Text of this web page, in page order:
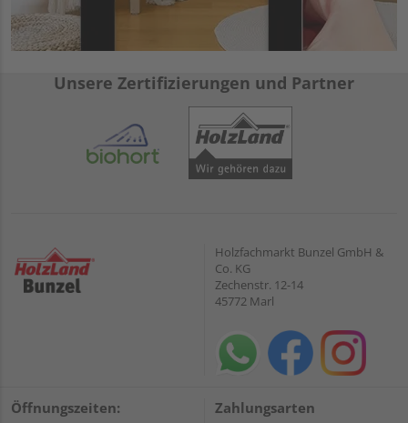
Unsere Zertifizierungen und Partner
Holzfachmarkt Bunzel GmbH &
Co. KG
Zechenstr. 12-14
45772 Marl
Öffnungszeiten: Zahlungsarten